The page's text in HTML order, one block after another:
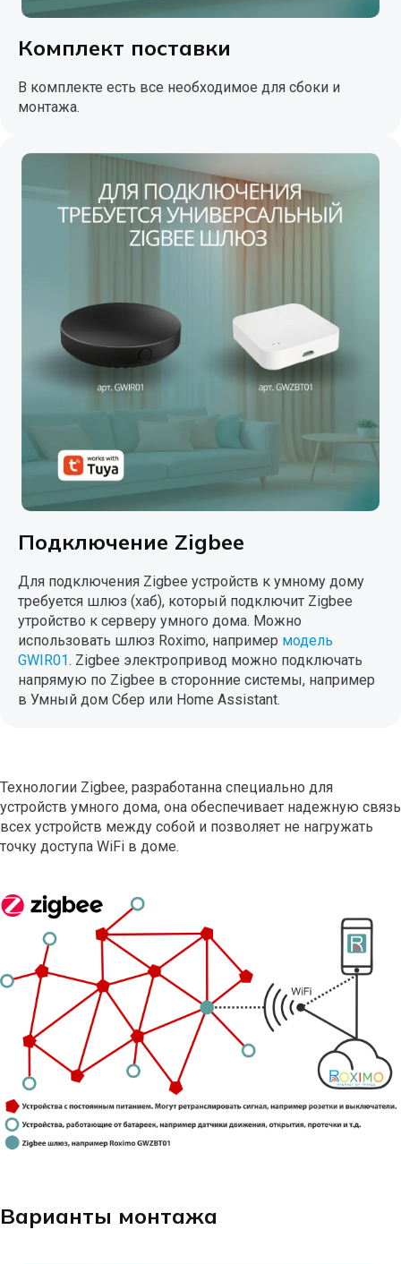
Комплект поставки
В комплекте есть все необходимое для сбоки и
монтажа.
Подключение Zigbee
Для подключения Zigbee устройств к умному дому
требуется шлюз (хаб), который подключит Zigbee
утройство к серверу умного дома. Можно
использовать шлюз Roximo, например модель
GWIR01. Zigbee электропривод можно подключать
напрямую по Zigbee в сторонние системы, например
в Умный дом Сбер или Home Assistant.
Технологии Zigbee, разработанна специально для
устройств умного дома, она обеспечивает надежную связь
всех устройств между собой и позволяет не нагружать
точку доступа WiFi в доме.
Варианты монтажа